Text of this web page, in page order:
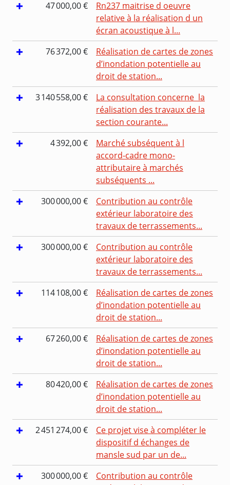
47 000,00 €
Rn237 maitrise d oeuvre
relative à la réalisation d un
écran acoustique à l...
76 372,00 €
Réalisation de cartes de zones
d’inondation potentielle au
droit de station...
3 140 558,00 €
La consultation concerne la
réalisation des travaux de la
section courante...
4 392,00 €
Marché subséquent à l
accord-cadre mono-
attributaire à marchés
subséquents ...
300 000,00 €
Contribution au contrôle
extérieur laboratoire des
travaux de terrassements...
300 000,00 €
Contribution au contrôle
extérieur laboratoire des
travaux de terrassements...
114 108,00 €
Réalisation de cartes de zones
d’inondation potentielle au
droit de station...
67 260,00 €
Réalisation de cartes de zones
d’inondation potentielle au
droit de station...
80 420,00 €
Réalisation de cartes de zones
d’inondation potentielle au
droit de station...
2 451 274,00 €
Ce projet vise à compléter le
dispositif d échanges de
mansle sud par un de...
300 000,00 €
Contribution au contrôle